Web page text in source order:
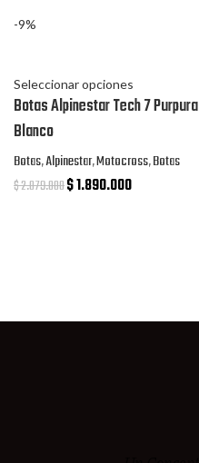
-9%
Seleccionar opciones
Botas Alpinestar Tech 7 Purpura
Blanco
Botas,Alpinestar,Motocross,Botas
$2.079.000$1.890.000